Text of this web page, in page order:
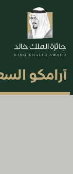
أرامكو